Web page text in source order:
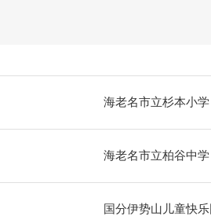
海老名市立杉本小学
海老名市立柏谷中学
国分伊势山儿童快乐